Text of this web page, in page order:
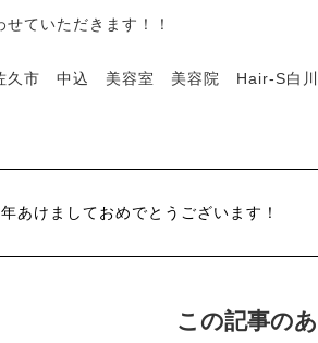
せていただきます！！
久市 中込 美容室 美容院 Hair-S白川
あけましておめでとうございます！
この記事の